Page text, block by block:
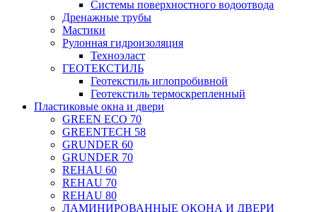
Системы поверхностного водоотвода
Дренажные трубы
Мастики
Рулонная гидроизоляция
Техноэласт
ГЕОТЕКСТИЛЬ
Геотекстиль иглопробивной
Геотекстиль термоскрепленный
Пластиковые окна и двери
GREEN ECO 70
GREENTECH 58
GRUNDER 60
GRUNDER 70
REHAU 60
REHAU 70
REHAU 80
ЛАМИНИРОВАННЫЕ ОКОНА И ДВЕРИ